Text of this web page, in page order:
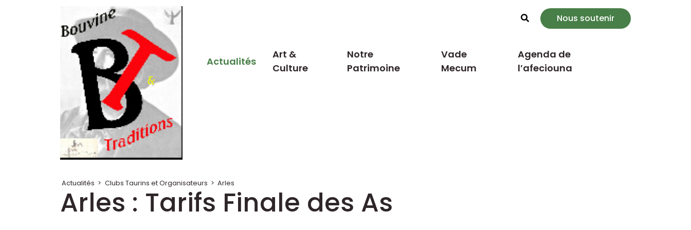
Rechercher
Nous soutenir
Actualités
Art &
Culture
Notre
Patrimoine
Vade
Mecum
Agenda de
l’afeciouna
Actualités > Clubs Taurins et Organisateurs > Arles
Arles : Tarifs Finale des As